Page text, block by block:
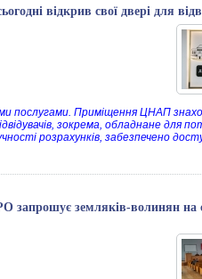
відкрив свої двері для
послугами. Приміщення ЦНАП
зокрема, обладнане для
розрахунків, забезпечено
запрошує земляків-волинян на